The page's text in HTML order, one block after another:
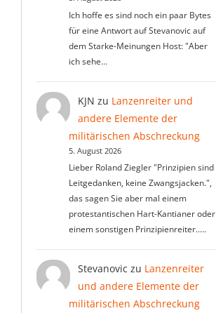
Ich hoffe es sind noch ein paar Bytes
für eine Antwort auf Stevanovic auf
dem Starke-Meinungen Host: "Aber
ich sehe…
KJN zu Lanzenreiter und
andere Elemente der
militärischen Abschreckung
5. August 2026
Lieber Roland Ziegler "Prinzipien sind
Leitgedanken, keine Zwangsjacken.",
das sagen Sie aber mal einem
protestantischen Hart-Kantianer oder
einem sonstigen Prinzipienreiter..…
Stevanovic zu Lanzenreiter
und andere Elemente der
militärischen Abschreckung